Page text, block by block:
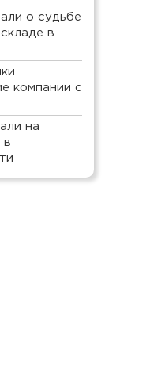
о судьбе
в
компании с
на
в